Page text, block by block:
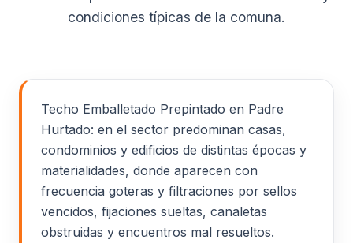
condiciones típicas de la comuna.
Techo Emballetado Prepintado en Padre
Hurtado: en el sector predominan casas,
condominios y edificios de distintas épocas y
materialidades, donde aparecen con
frecuencia goteras y filtraciones por sellos
vencidos, fijaciones sueltas, canaletas
obstruidas y encuentros mal resueltos.